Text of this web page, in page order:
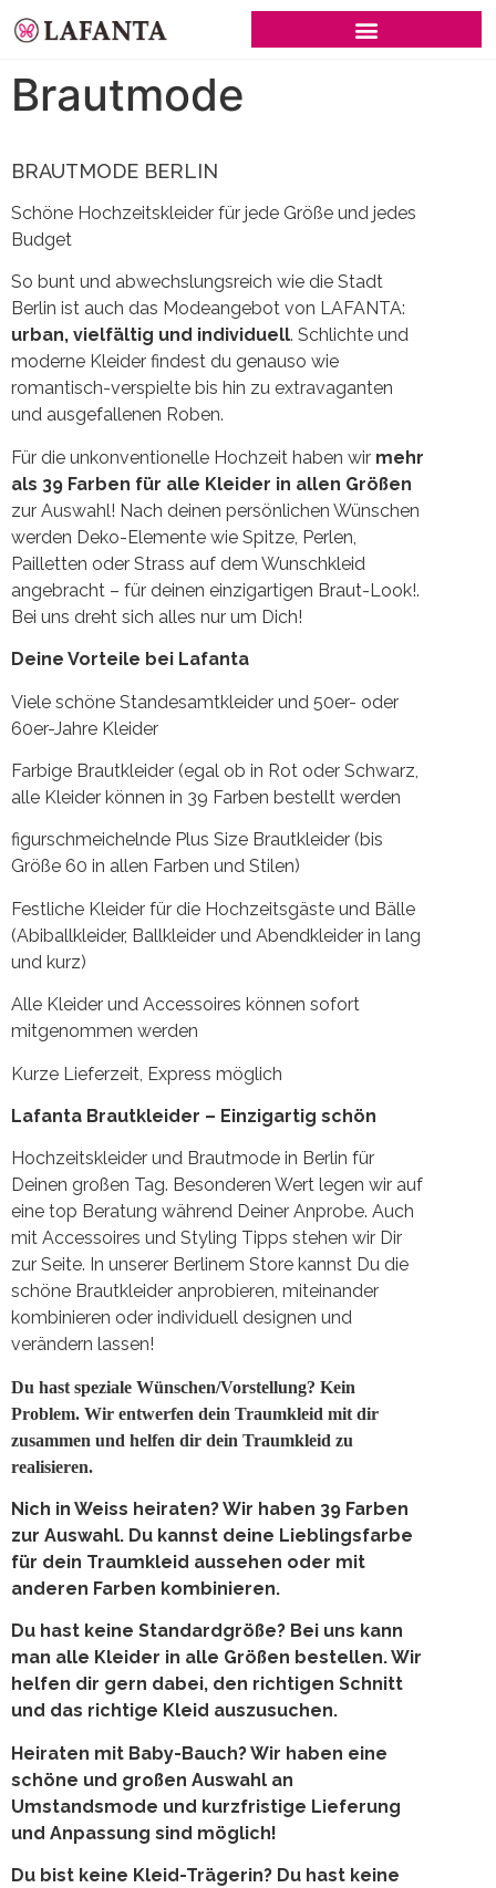
Brautmode
BRAUTMODE BERLIN
Schöne Hochzeitskleider für jede Größe und jedes
Budget
So bunt und abwechslungsreich wie die Stadt
Berlin ist auch das Modeangebot von LAFANTA:
urban, vielfältig und individuell. Schlichte und
moderne Kleider findest du genauso wie
romantisch-verspielte bis hin zu extravaganten
und ausgefallenen Roben.
Für die unkonventionelle Hochzeit haben wir mehr
als 39 Farben für alle Kleider in allen Größen
zur Auswahl! Nach deinen persönlichen Wünschen
werden Deko-Elemente wie Spitze, Perlen,
Pailletten oder Strass auf dem Wunschkleid
angebracht – für deinen einzigartigen Braut-Look!.
Bei uns dreht sich alles nur um Dich!
Deine Vorteile bei Lafanta
Viele schöne Standesamtkleider und 50er- oder
60er-Jahre Kleider
Farbige Brautkleider (egal ob in Rot oder Schwarz,
alle Kleider können in 39 Farben bestellt werden
figurschmeichelnde Plus Size Brautkleider (bis
Größe 60 in allen Farben und Stilen)
Festliche Kleider für die Hochzeitsgäste und Bälle
(Abiballkleider, Ballkleider und Abendkleider in lang
und kurz)
Alle Kleider und Accessoires können sofort
mitgenommen werden
Kurze Lieferzeit, Express möglich
Lafanta Brautkleider – Einzigartig schön
Hochzeitskleider und Brautmode in Berlin für
Deinen großen Tag. Besonderen Wert legen wir auf
eine top Beratung während Deiner Anprobe. Auch
mit Accessoires und Styling Tipps stehen wir Dir
zur Seite. In unserer Berlinem Store kannst Du die
schöne Brautkleider anprobieren, miteinander
kombinieren oder individuell designen und
verändern lassen!
Du hast speziale Wünschen/Vorstellung? Kein
Problem. Wir entwerfen dein Traumkleid mit dir
zusammen und helfen dir dein Traumkleid zu
realisieren.
Nich in Weiss heiraten? Wir haben 39 Farben
zur Auswahl. Du kannst deine Lieblingsfarbe
für dein Traumkleid aussehen oder mit
anderen Farben kombinieren.
Du hast keine Standardgröße? Bei uns kann
man alle Kleider in alle Größen bestellen. Wir
helfen dir gern dabei, den richtigen Schnitt
und das richtige Kleid auszusuchen.
Heiraten mit Baby-Bauch? Wir haben eine
schöne und großen Auswahl an
Umstandsmode und kurzfristige Lieferung
und Anpassung sind möglich!
Du bist keine Kleid-Trägerin? Du hast keine